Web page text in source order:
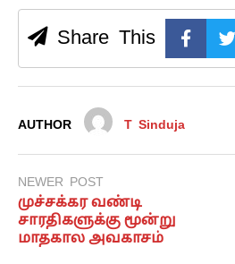
Share This
AUTHOR T Sinduja
NEWER POST
முச்சக்கர வண்டி
சாரதிகளுக்கு மூன்று
மாதகால அவகாசம்